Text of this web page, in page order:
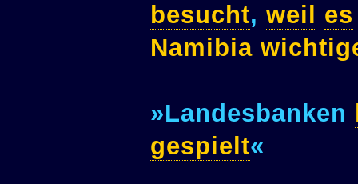
besucht, weil
es
Namibia
»Landesbanken
gespielt«